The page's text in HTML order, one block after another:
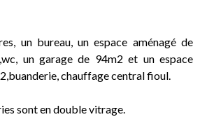
un bureau, un espace aménagé de
un garage de 94m2 et un espace
chauffage central fioul.
sont en double vitrage.